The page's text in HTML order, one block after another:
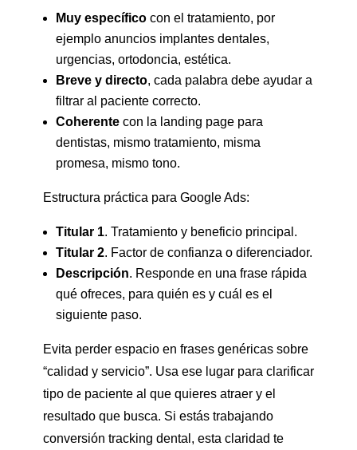
Muy específicocon el tratamiento, por
ejemplo anuncios implantes dentales,
urgencias, ortodoncia, estética.
Breve y directo, cada palabra debe ayudar a
filtrar al paciente correcto.
Coherentecon la landing page para
dentistas, mismo tratamiento, misma
promesa, mismo tono.
Estructura práctica para Google Ads:
Titular 1. Tratamiento y beneficio principal.
Titular 2. Factor de confianza o diferenciador.
Descripción. Responde en una frase rápida
qué ofreces, para quién es y cuál es el
siguiente paso.
Evita perder espacio en frases genéricas sobre
“calidad y servicio”. Usa ese lugar para clarificar
tipo de paciente al que quieres atraer y el
resultado que busca. Si estás trabajando
conversión tracking dental, esta claridad te